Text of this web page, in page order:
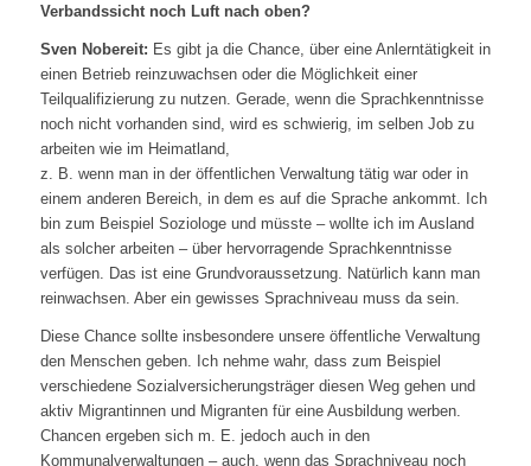
Verbandssicht noch Luft nach oben?
Sven Nobereit: Es gibt ja die Chance, über eine Anlerntätigkeit in
einen Betrieb reinzuwachsen oder die Möglichkeit einer
Teilqualifizierung zu nutzen. Gerade, wenn die Sprachkenntnisse
noch nicht vorhanden sind, wird es schwierig, im selben Job zu
arbeiten wie im Heimatland,
z. B. wenn man in der öffentlichen Verwaltung tätig war oder in
einem anderen Bereich, in dem es auf die Sprache ankommt. Ich
bin zum Beispiel Soziologe und müsste – wollte ich im Ausland
als solcher arbeiten – über hervorragende Sprachkenntnisse
verfügen. Das ist eine Grundvoraussetzung. Natürlich kann man
reinwachsen. Aber ein gewisses Sprachniveau muss da sein.
Diese Chance sollte insbesondere unsere öffentliche Verwaltung
den Menschen geben. Ich nehme wahr, dass zum Beispiel
verschiedene Sozialversicherungsträger diesen Weg gehen und
aktiv Migrantinnen und Migranten für eine Ausbildung werben.
Chancen ergeben sich m. E. jedoch auch in den
Kommunalverwaltungen – auch, wenn das Sprachniveau noch